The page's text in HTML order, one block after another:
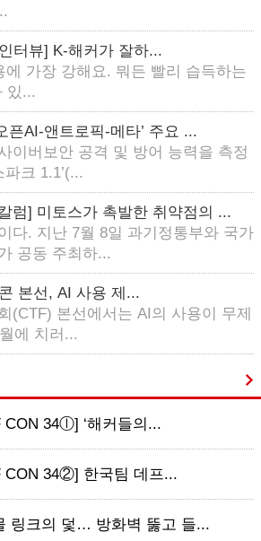
터뷰] K-해커가 잘하...
에 가장 강해요. 뭐든 빨리 습득하는
있...
픈AI-앤트로픽-메타’ 주요 ...
이버보안 공격 및 방어 능력을 측정
크 1.1’(...
럼] 미토스가 촉발한 취약점의 ...
다. 지난 7월 8일 과기정통부와 국가
공동 주최하...
본선, AI 사용 제...
(CTF) 본선에서는 AI의 사용이 무제
에 치러...
CON 34ⓛ] ‘해커들의...
CON 34②] 한국팀 데프...
링크의 덫… 방화벽 뚫고 들...